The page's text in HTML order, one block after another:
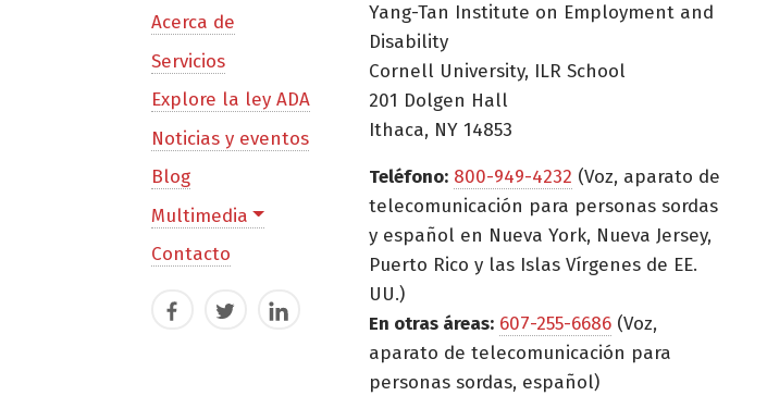
Acerca de
Servicios
Explore la ley ADA
Noticias y eventos
Blog
Multimedia
Contacto
FacebookTwitterLinkedIn
Yang-Tan Institute on Employment and
Disability
Cornell University, ILR School
201 Dolgen Hall
Ithaca, NY 14853
Teléfono: 800-949-4232 (Voz, aparato de
telecomunicación para personas sordas
y español en Nueva York, Nueva Jersey,
Puerto Rico y las Islas Vírgenes de EE.
UU.)
En otras áreas: 607-255-6686 (Voz,
aparato de telecomunicación para
personas sordas, español)